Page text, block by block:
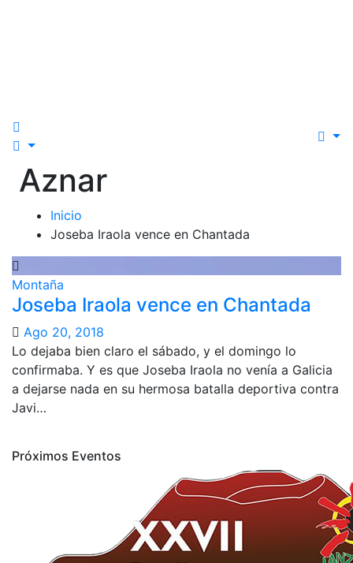
Aznar
Inicio
Joseba Iraola vence en Chantada
Montaña
Joseba Iraola vence en Chantada
Ago 20, 2018
Lo dejaba bien claro el sábado, y el domingo lo
confirmaba. Y es que Joseba Iraola no venía a Galicia
a dejarse nada en su hermosa batalla deportiva contra
Javi…
Próximos Eventos